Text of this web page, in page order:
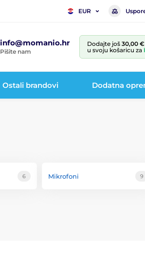
EUR
info@momanio.hr
Pišite nam
Dodajte još 30,00 €
u svoju košaricu za
Ostali brandovi Dodatna
6 Mikrofoni 9